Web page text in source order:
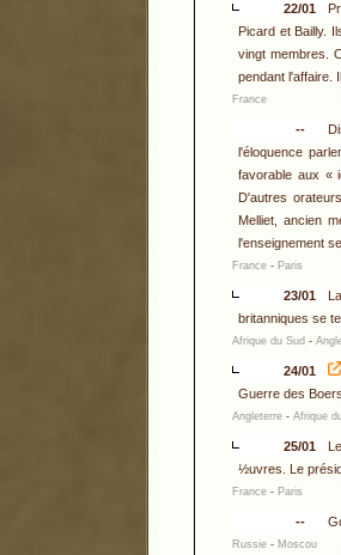
22/01
Picard et Bailly.
vingt membres.
pendant l'affaire.
France
--
l'éloquence
favorable aux «
D'autres
Melliet, ancien
l'enseignement
France - Paris
23/01
britanniques se
Afrique du Sud -
24/01
Guerre des Boers.
Angleterre - Afrique
25/01
½uvres. Le
France - Paris
--
Russie - Moscou